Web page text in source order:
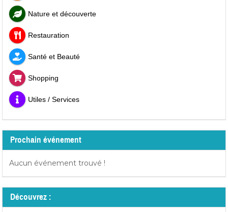
Nature et découverte
Restauration
Santé et Beauté
Shopping
Utiles / Services
Prochain événement
Aucun événement trouvé !
Découvrez :